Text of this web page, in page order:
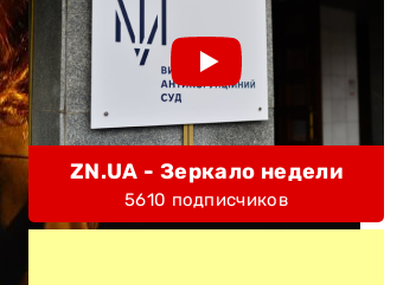
ZN.UA - Зеркало недели
5610 подписчиков